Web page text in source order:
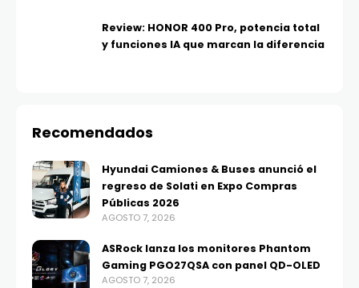
Review: HONOR 400 Pro, potencia total
y funciones IA que marcan la diferencia
Recomendados
Hyundai Camiones & Buses anunció el
regreso de Solati en Expo Compras
Públicas 2026
AGOSTO 7, 2026
ASRock lanza los monitores Phantom
Gaming PGO27QSA con panel QD-OLED
AGOSTO 7, 2026